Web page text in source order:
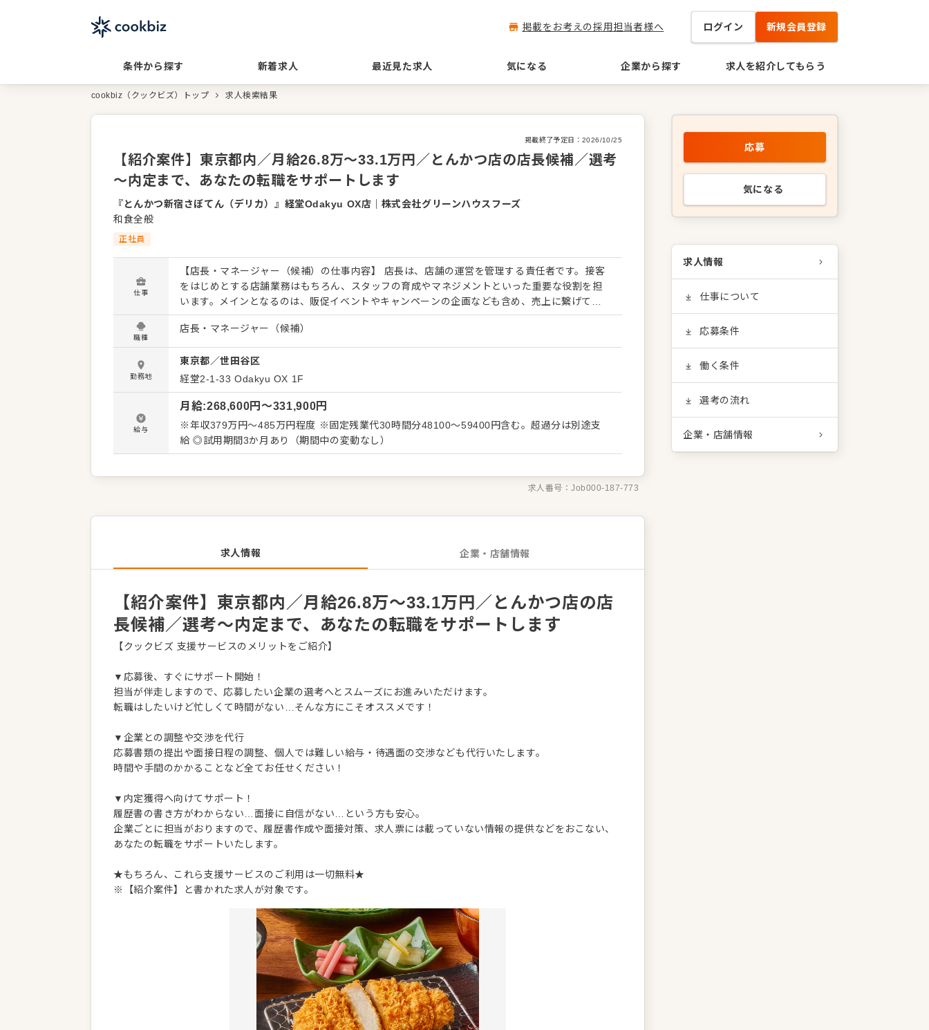
掲載をお考えの採用担当者様へ ログイン 新規会員登録
条件から探す 新着求人 最近見た求人 気になる 企業から探す 求人を紹介してもらう
cookbiz（クックビズ）トップ 求人検索結果
掲載終了予定日： 2026/10/25
【紹介案件】東京都内／月給26.8万～33.1万円／とんかつ店の店長候補／選考
～内定まで、あなたの転職をサポートします
『とんかつ新宿さぼてん（デリカ）』経堂Odakyu OX店
株式会社グリーンハウスフーズ
和食全般
正社員
仕事
【店長・マネージャー（候補）の仕事内容】 店長は、店舗の運営を管理する責任者です。接客
をはじめとする店舗業務はもちろん、スタッフの育成やマネジメントといった重要な役割を担
います。メインとなるのは、販促イベントやキャンペーンの企画なども含め、売上に繋げてい
くことです。 全体のオペレーション改善などもお任せしますので、あなたならではのアイデア
を積極的に発信してください。 【具体的には…】 ・ホール、キッチンの全体管理 ・予約管
理、電話対応 ・接客、サービス全般 ・売上管理、在庫管理 ・スタッフの育成やマネジメン
ト、シフト管理 など 入社後はスキルに合わせた業務からお任せしますので、徐々に仕事の幅
を広げていきましょう。成長をしっかりサポートしますので、経験に関わらず安心してスター
トできる環境です。 ゆくゆくはさらにステップアップなどめざせます。
職種
店長・マネージャー（候補）
勤務地
東京都／世田谷区
経堂2-1-33 Odakyu OX 1F
給与
月給:268,600円〜331,900円
※年収379万円～485万円程度 ※固定残業代30時間分48100～59400円含む。超過分は別途支
給 ◎試用期間3か月あり（期間中の変動なし）
求人番号：Job000-187-773
求人情報 企業・店舗情報
【紹介案件】東京都内／月給26.8万～33.1万円／とんかつ店の店
長候補／選考～内定まで、あなたの転職をサポートします
【クックビズ 支援サービスのメリットをご紹介】
▼応募後、すぐにサポート開始！
担当が伴走しますので、応募したい企業の選考へとスムーズにお進みいただけます。
転職はしたいけど忙しくて時間がない…そんな方にこそオススメです！
▼企業との調整や交渉を代行
応募書類の提出や面接日程の調整、個人では難しい給与・待遇面の交渉なども代行いたします。
時間や手間のかかることなど全てお任せください！
▼内定獲得へ向けてサポート！
履歴書の書き方がわからない…面接に自信がない…という方も安心。
企業ごとに担当がおりますので、履歴書作成や面接対策、求人票には載っていない情報の提供などをおこない、
あなたの転職をサポートいたします。
★もちろん、これら支援サービスのご利用は一切無料★
※【紹介案件】と書かれた求人が対象です。
応募
気になる
求人情報
仕事について
応募条件
働く条件
選考の流れ
企業・店舗情報